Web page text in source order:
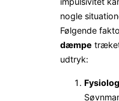
nogle
Følgende
dæmpe
udtryk: